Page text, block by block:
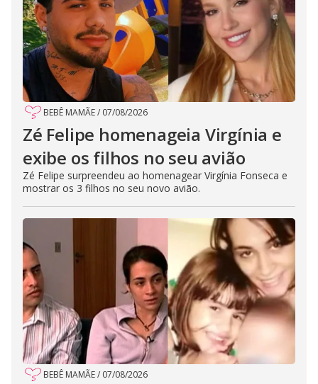
BEBÊ MAMÃE/ 07/08/2026
Zé Felipe homenageia Virgínia e
exibe os filhos no seu avião
Zé Felipe surpreendeu ao homenagear Virgínia Fonseca e
mostrar os 3 filhos no seu novo avião.
BEBÊ MAMÃE/ 07/08/2026